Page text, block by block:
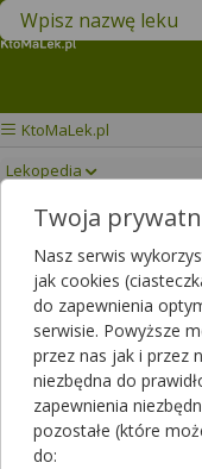
Znajdź lek w swojej
KtoMaLek.pl
Lekopedia
OZEMPIC
Twoja
Nasz serwis
jak cookies
do zapewnienia
serwisie. Powyższe
przez nas jak i przez
niezbędna do
zapewnienia
pozostałe (które
do: